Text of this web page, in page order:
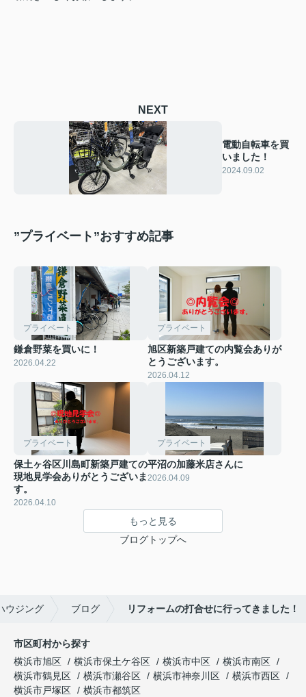
NEXT
電動自転車を買
いました！
2024.09.02
”プライベート”おすすめ記事
プライベート
鎌倉野菜を買いに！
2026.04.22
プライベート
旭区新築戸建ての内覧会ありが
とうございます。
2026.04.12
プライベート
保土ヶ谷区川島町新築戸建ての
現地見学会ありがとうございま
す。
2026.04.10
プライベート
平沼の加藤米店さんに
2026.04.09
もっと見る
ブログトップへ
ウジング ブログ リフォームの打合せに行ってきました！
市区町村から探す
横浜市旭区
横浜市保土ケ谷区 横浜市中区
横浜市南区
横浜市鶴見区
横浜市瀬谷区 横浜市神奈川区
横浜市西区
横浜市戸塚区
横浜市都筑区